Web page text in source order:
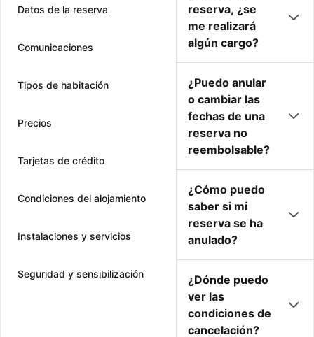
Datos de la reserva
Comunicaciones
Tipos de habitación
Precios
Tarjetas de crédito
Condiciones del alojamiento
Instalaciones y servicios
Seguridad y sensibilización
reserva, ¿se
me realizará
algún cargo?
¿Puedo anular
o cambiar las
fechas de una
reserva no
reembolsable?
¿Cómo puedo
saber si mi
reserva se ha
anulado?
¿Dónde puedo
ver las
condiciones de
cancelación?